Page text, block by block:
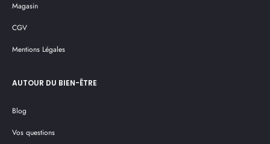
Magasin
CGV
Mentions Légales
AUTOUR DU BIEN-ÊTRE
Blog
Vos questions